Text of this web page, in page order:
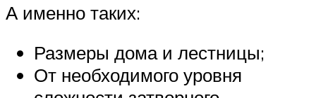
А именно таких:
Размеры дома и лестницы;
От необходимого уровня